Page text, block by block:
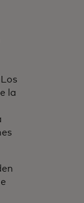
la